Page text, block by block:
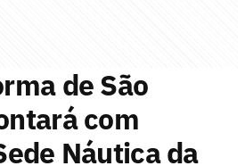
de São
com
Náutica da